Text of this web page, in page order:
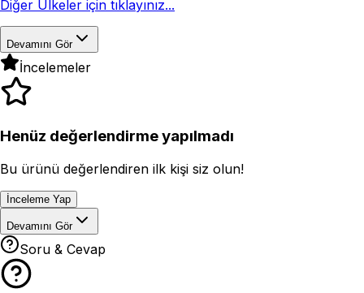
Diğer Ülkeler için tıklayınız...
Devamını Gör
İncelemeler
Henüz değerlendirme yapılmadı
Bu ürünü değerlendiren ilk kişi siz olun!
İnceleme Yap
Devamını Gör
Soru & Cevap